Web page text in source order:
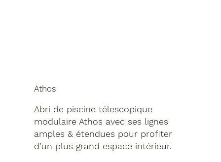
Athos
Abri de piscine télescopique
modulaire Athos avec ses lignes
amples & étendues pour profiter
d’un plus grand espace intérieur.